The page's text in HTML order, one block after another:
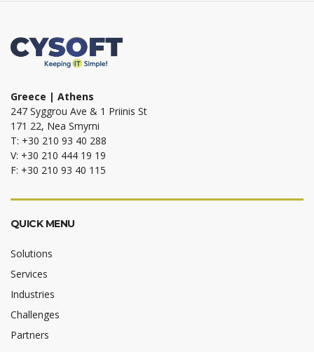
Greece | Athens
247 Syggrou Ave & 1 Priinis St
171 22, Nea Smyrni
T: +30 210 93 40 288
V: +30 210 444 19 19
F: +30 210 93 40 115
QUICK MENU
Solutions
Services
Industries
Challenges
Partners